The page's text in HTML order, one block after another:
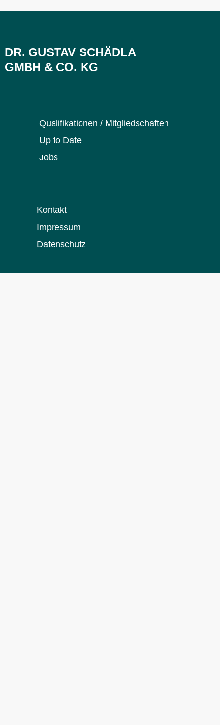
DR. GUSTAV SCHÄDLA
GMBH & CO. KG
Qualifikationen / Mitgliedschaften
Up to Date
Jobs
Kontakt
Impressum
Datenschutz